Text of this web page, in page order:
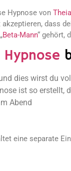
Hypnose von Theia
dass
Beta-Mann“ gehört,
dies wirst du
ist so erstellt,
Abend
eine separate